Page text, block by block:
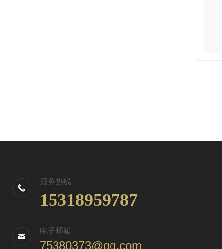
服务热线
15318959787
电子邮箱
75380373@qq.com